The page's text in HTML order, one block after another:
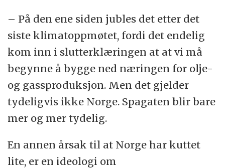
– På den ene siden jubles det etter det
siste klimatoppmøtet, fordi det endelig
kom inn i slutterklæringen at at vi må
begynne å bygge ned næringen for olje-
og gassproduksjon. Men det gjelder
tydeligvis ikke Norge. Spagaten blir bare
mer og mer tydelig.
En annen årsak til at Norge har kuttet
lite, er en ideologi om